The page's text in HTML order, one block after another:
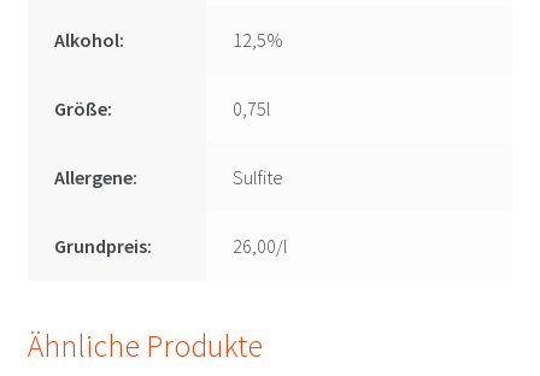
Alkohol: 12,5%
Größe: 0,75l
Allergene: Sulfite
Grundpreis: 26,00/l
Ähnliche Produkte